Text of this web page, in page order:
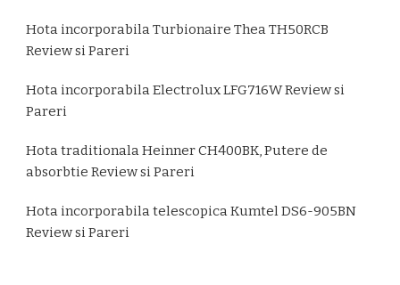
Hota incorporabila Turbionaire Thea TH50RCB
Review si Pareri
Hota incorporabila Electrolux LFG716W Review si
Pareri
Hota traditionala Heinner CH400BK, Putere de
absorbtie Review si Pareri
Hota incorporabila telescopica Kumtel DS6-905BN
Review si Pareri